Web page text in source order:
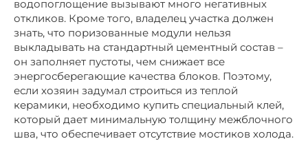
водопоглощение вызывают много негативных
откликов. Кроме того, владелец участка должен
знать, что поризованные модули нельзя
выкладывать на стандартный цементный состав –
он заполняет пустоты, чем снижает все
энергосберегающие качества блоков. Поэтому,
если хозяин задумал строиться из теплой
керамики, необходимо купить специальный клей,
который дает минимальную толщину межблочного
шва, что обеспечивает отсутствие мостиков холода.